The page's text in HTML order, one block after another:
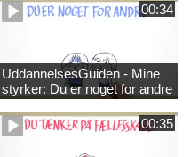
00:34
UddannelsesGuiden - Mine
styrker: Du er noget for andre
00:35